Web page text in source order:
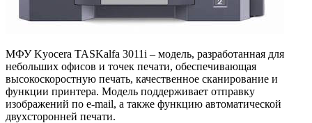
МФУ Kyocera TASKalfa 3011i – модель, разработанная для
небольших офисов и точек печати, обеспечивающая
высокоскоростную печать, качественное сканирование и
функции принтера. Модель поддерживает отправку
изображений по e-mail, а также функцию автоматической
двухсторонней печати.